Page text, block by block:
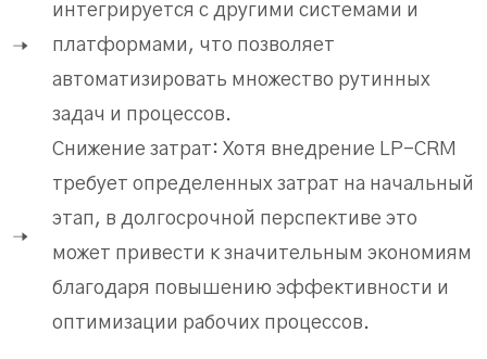
интегрируется с другими системами и
платформами, что позволяет
автоматизировать множество рутинных
задач и процессов.
Снижение затрат: Хотя внедрение LP-CRM
требует определенных затрат на начальный
этап, в долгосрочной перспективе это
может привести к значительным экономиям
благодаря повышению эффективности и
оптимизации рабочих процессов.